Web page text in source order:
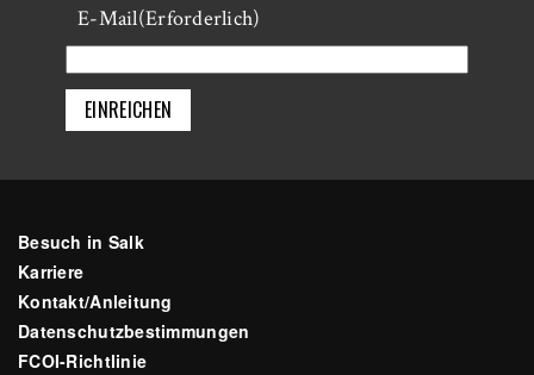
Letzte
E-Mail(Erforderlich)
Besuch in Salk
Karriere
Kontakt/Anleitung
Datenschutzbestimmungen
FCOI-Richtlinie